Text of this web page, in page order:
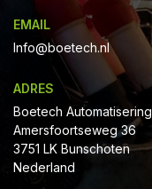
EMAIL
Info@boetech.nl
ADRES
Boetech Automatisering
Amersfoortseweg 36
3751 LK Bunschoten
Nederland